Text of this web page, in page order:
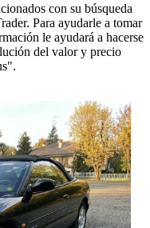
con su búsqueda
Para ayudarle a tomar
le ayudará a hacerse
del valor y precio